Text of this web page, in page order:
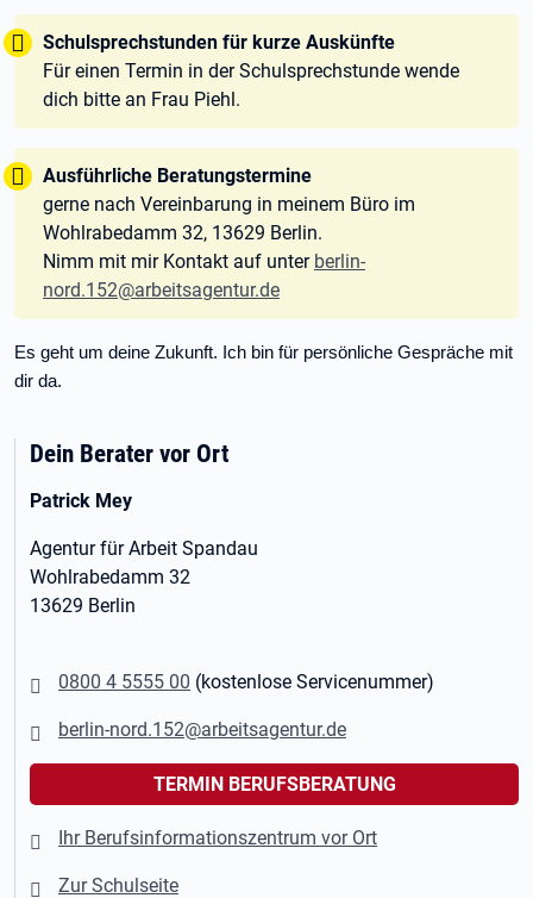
Tipp:
Schulsprechstunden für kurze Auskünfte
Für einen Termin in der Schulsprechstunde wende
dich bitte an Frau Piehl.
Tipp:
Ausführliche Beratungstermine
gerne nach Vereinbarung in meinem Büro im
Wohlrabedamm 32, 13629 Berlin.
Nimm mit mir Kontakt auf unter berlin-
nord.152@arbeitsagentur.de
Es geht um deine Zukunft. Ich bin für persönliche Gespräche mit
dir da.
Dein Berater vor Ort
Patrick Mey
Agentur für Arbeit Spandau
Wohlrabedamm 32
13629 Berlin
0800 4 5555 00 (kostenlose Servicenummer)
berlin-nord.152@arbeitsagentur.de
TERMIN BERUFSBERATUNG
Ihr Berufsinformationszentrum vor Ort
Zur Schulseite